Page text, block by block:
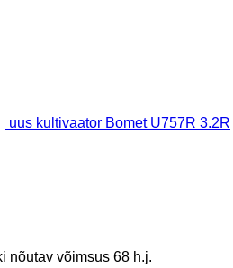
uus kultivaator Bomet U757R 3.2R
nõutav võimsus 68 h.j.